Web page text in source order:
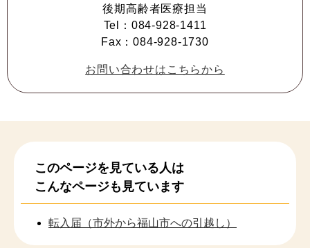
後期高齢者医療担当
Tel：084-928-1411
Fax：084-928-1730
お問い合わせはこちらから
このページを見ている人は
こんなページも見ています
転入届（市外から福山市への引越し）